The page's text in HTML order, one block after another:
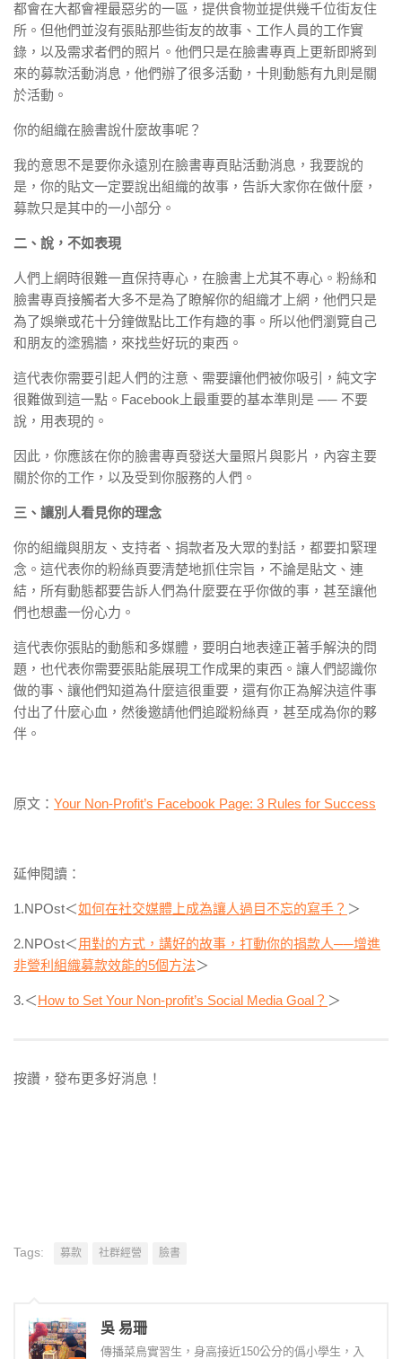
都會在大都會裡最惡劣的一區，提供食物並提供幾千位街友住
所。但他們並沒有張貼那些街友的故事、工作人員的工作實
錄，以及需求者們的照片。他們只是在臉書專頁上更新即將到
來的募款活動消息，他們辦了很多活動，十則動態有九則是關
於活動。
你的組織在臉書說什麼故事呢？
我的意思不是要你永遠別在臉書專頁貼活動消息，我要說的
是，你的貼文一定要說出組織的故事，告訴大家你在做什麼，
募款只是其中的一小部分。
二、說，不如表現
人們上網時很難一直保持專心，在臉書上尤其不專心。粉絲和
臉書專頁接觸者大多不是為了瞭解你的組織才上網，他們只是
為了娛樂或花十分鐘做點比工作有趣的事。所以他們瀏覽自己
和朋友的塗鴉牆，來找些好玩的東西。
這代表你需要引起人們的注意、需要讓他們被你吸引，純文字
很難做到這一點。Facebook上最重要的基本準則是 ── 不要
說，用表現的。
因此，你應該在你的臉書專頁發送大量照片與影片，內容主要
關於你的工作，以及受到你服務的人們。
三、讓別人看見你的理念
你的組織與朋友、支持者、捐款者及大眾的對話，都要扣緊理
念。這代表你的粉絲頁要清楚地抓住宗旨，不論是貼文、連
結，所有動態都要告訴人們為什麼要在乎你做的事，甚至讓他
們也想盡一份心力。
這代表你張貼的動態和多媒體，要明白地表達正著手解決的問
題，也代表你需要張貼能展現工作成果的東西。讓人們認識你
做的事、讓他們知道為什麼這很重要，還有你正為解決這件事
付出了什麼心血，然後邀請他們追蹤粉絲頁，甚至成為你的夥
伴。
原文： Your Non-Profit’s Facebook Page: 3 Rules for Success
延伸閱讀：
1.NPOst＜如何在社交媒體上成為讓人過目不忘的寫手？ ＞
2.NPOst＜用對的方式，講好的故事，打動你的捐款人──增進
非營利組織募款效能的5個方法＞
3.＜How to Set Your Non-profit’s Social Media Goal？ ＞
按讚，發布更多好消息！
Tags: 募款 社群經營 臉書
吳 易珊
傳播菜鳥實習生，身高接近150公分的僞小學生，入